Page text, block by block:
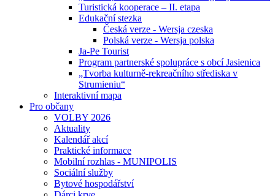
Turistická kooperace – II. etapa
Edukační stezka
Česká verze - Wersja czeska
Polská verze - Wersja polska
Ja-Pe Tourist
Program partnerské spolupráce s obcí Jasienica
„Tvorba kulturně-rekreačního střediska v
Strumieniu“
Interaktivní mapa
Pro občany
VOLBY 2026
Aktuality
Kalendář akcí
Praktické informace
Mobilní rozhlas - MUNIPOLIS
Sociální služby
Bytové hospodářství